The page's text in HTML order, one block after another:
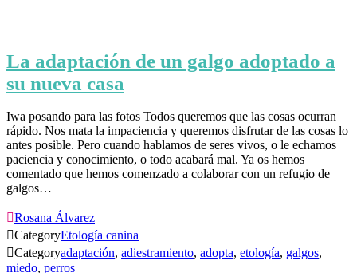
La adaptación de un galgo adoptado a
su nueva casa
Iwa posando para las fotos Todos queremos que las cosas ocurran
rápido. Nos mata la impaciencia y queremos disfrutar de las cosas lo
antes posible. Pero cuando hablamos de seres vivos, o le echamos
paciencia y conocimiento, o todo acabará mal. Ya os hemos
comentado que hemos comenzado a colaborar con un refugio de
galgos…
Rosana Álvarez
CategoryEtología canina
Categoryadaptación, adiestramiento, adopta, etología, galgos,
miedo, perros